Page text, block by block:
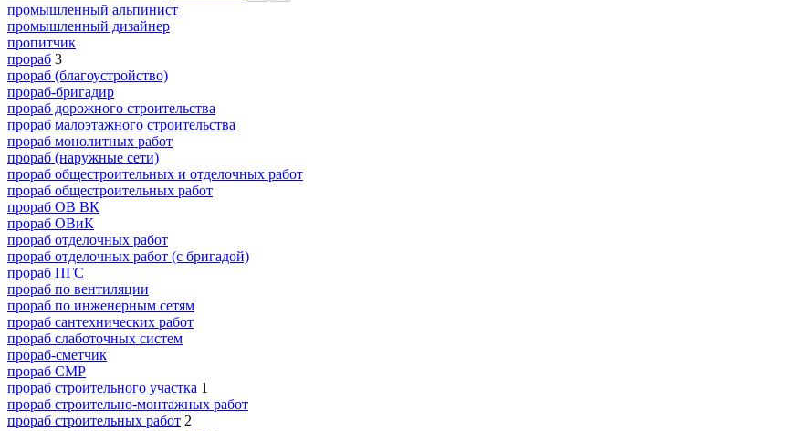
промышленный альпинист
промышленный дизайнер
пропитчик
прораб 3
прораб (благоустройство)
прораб-бригадир
прораб дорожного строительства
прораб малоэтажного строительства
прораб монолитных работ
прораб (наружные сети)
прораб общестроительных и отделочных работ
прораб общестроительных работ
прораб ОВ ВК
прораб ОВиК
прораб отделочных работ
прораб отделочных работ (с бригадой)
прораб ПГС
прораб по вентиляции
прораб по инженерным сетям
прораб сантехнических работ
прораб слаботочных систем
прораб-сметчик
прораб СМР
прораб строительного участка 1
прораб строительно-монтажных работ
прораб строительных работ 2